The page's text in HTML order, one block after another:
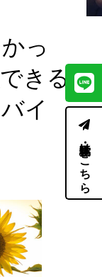
っ
きる
イ
体験・見学はこちら